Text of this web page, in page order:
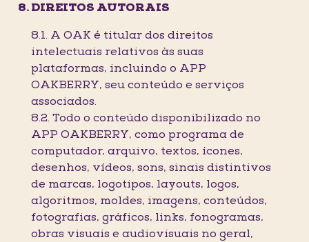
DIREITOS AUTORAIS
8.1. A OAK é titular dos direitos
intelectuais relativos às suas
plataformas, incluindo o APP
OAKBERRY, seu conteúdo e serviços
associados.
8.2. Todo o conteúdo disponibilizado no
APP OAKBERRY, como programa de
computador, arquivo, textos, ícones,
desenhos, vídeos, sons, sinais distintivos
de marcas, logotipos, layouts, logos,
algoritmos, moldes, imagens, conteúdos,
fotografias, gráficos, links, fonogramas,
obras visuais e audiovisuais no geral,